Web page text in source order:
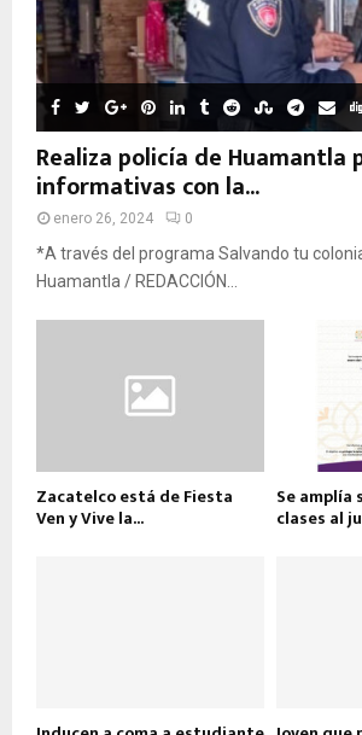
Realiza policía de Huamantla
informativas con la...
enero 26, 2024 0
*A través del programa Salvando tu
Huamantla / REDACCIÓN...
Zacatelco está de Fiesta
Ven y Vive la...
Se amplía
clases al